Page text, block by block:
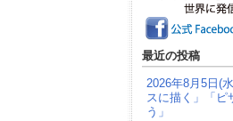
最近の投稿
2026年8月5日(
スに描く」「ピ
う」